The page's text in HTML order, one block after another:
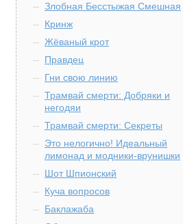
Злобная Бесстыжая Смешная
Кринж
Жёваный крот
Правдец
Гни свою линию
Трамвай смерти: Добряки и
негодяи
Трамвай смерти: Секреты
Это нелогично! Идеальный
лимонад и модники-врунишки
Шот Шпионский
Куча вопросов
Баклажаба